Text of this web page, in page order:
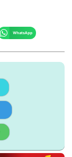
WhatsApp